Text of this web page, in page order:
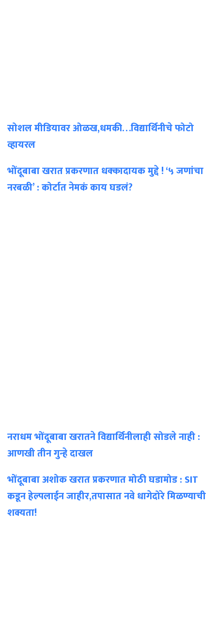
सोशल मीडियावर ओळख,धमकी…विद्यार्थिनीचे फोटो
व्हायरल
भोंदूबाबा खरात प्रकरणात धक्कादायक मुद्दे ! ‘५ जणांचा
नरबळी’ : कोर्टात नेमकं काय घडलं?
नराधम भोंदूबाबा खरातने विद्यार्थिनीलाही सोडले नाही :
आणखी तीन गुन्हे दाखल
भोंदूबाबा अशोक खरात प्रकरणात मोठी घडामोड : SIT
कडून हेल्पलाईन जाहीर,तपासात नवे धागेदोरे मिळण्याची
शक्यता!